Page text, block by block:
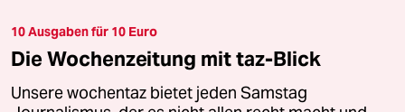
10 Ausgaben für 10 Euro
Die Wochenzeitung mit taz-Blick
Unsere wochentaz bietet jeden Samstag